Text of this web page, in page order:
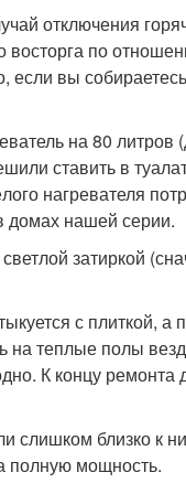
отключения
по
если вы
на 80 литров
ставить в
нагревателя
домах нашей серии.
затиркой
с плиткой, а
на теплые полы
К концу ремонта
слишком близко к
полную мощность.